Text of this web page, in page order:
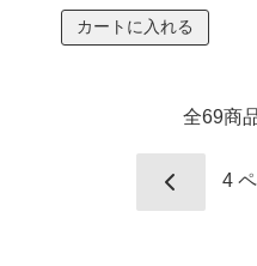
全69商
4